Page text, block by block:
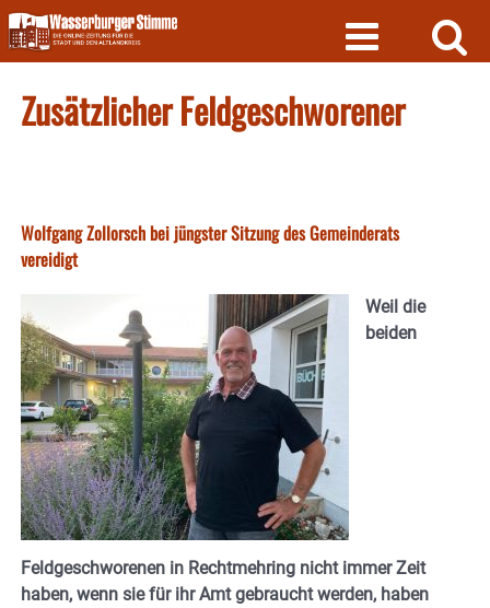
Skip
to
content
Zusätzlicher Feldgeschworener
Wolfgang Zollorsch bei jüngster Sitzung des Gemeinderats
vereidigt
Weil die
beiden
Feldgeschworenen in Rechtmehring nicht immer Zeit
haben, wenn sie für ihr Amt gebraucht werden, haben